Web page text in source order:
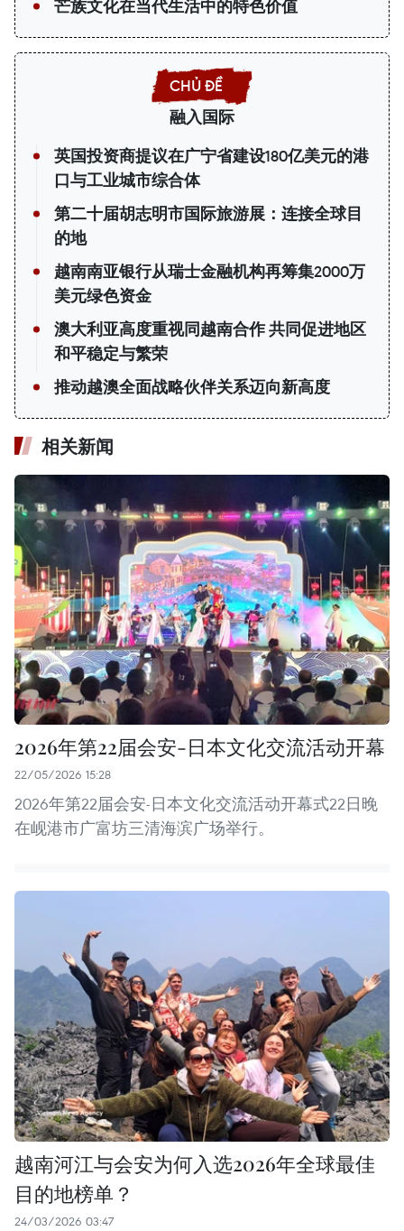
芒族文化在当代生活中的特色价值
融入国际
英国投资商提议在广宁省建设180亿美元的港
口与工业城市综合体
第二十届胡志明市国际旅游展：连接全球目
的地
越南南亚银行从瑞士金融机构再筹集2000万
美元绿色资金
澳大利亚高度重视同越南合作 共同促进地区
和平稳定与繁荣
推动越澳全面战略伙伴关系迈向新高度
相关新闻
2026年第22届会安-日本文化交流活动开幕
22/05/2026 15:28
2026年第22届会安-日本文化交流活动开幕式22日晚
在岘港市广富坊三清海滨广场举行。
越南河江与会安为何入选2026年全球最佳
目的地榜单？
24/03/2026 03:47